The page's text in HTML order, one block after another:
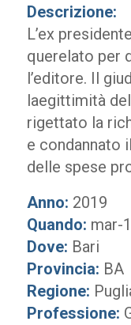
Descrizione:
L’ex
querelato per
l’editore. Il
laegittimità
rigettato la
e condannato
delle spese
Anno: 2019
Quando: mar-
Dove: Bari
Provincia: BA
Regione:
Professione: